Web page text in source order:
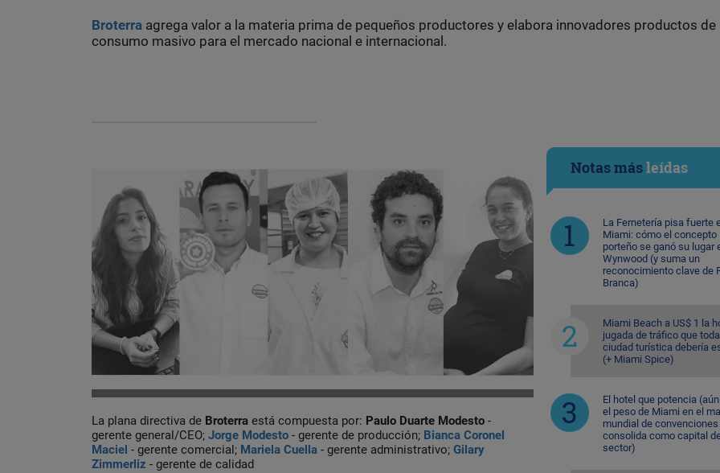
Broterra agrega valor a la materia prima de pequeños productores y elabora innovadores productos de
consumo masivo para el mercado nacional e internacional.
La plana directiva de Broterra está compuesta por: Paulo Duarte Modesto -
gerente general/CEO; Jorge Modesto - gerente de producción; Bianca Coronel
Maciel - gerente comercial; Mariela Cuella - gerente administrativo; Gilary
Zimmerliz - gerente de calidad
Notas másleídas
La Fernetería pisa fuerte
Miami: cómo el concepto
porteño se ganó su lugar
Wynwood (y suma un
reconocimiento clave de
Branca)
Miami Beach a US$ 1 la
jugada de tráfico que toda
ciudad turística debería
(+ Miami Spice)
El hotel que potencia
el peso de Miami en el
mundial de convenciones
consolida como capital
sector)